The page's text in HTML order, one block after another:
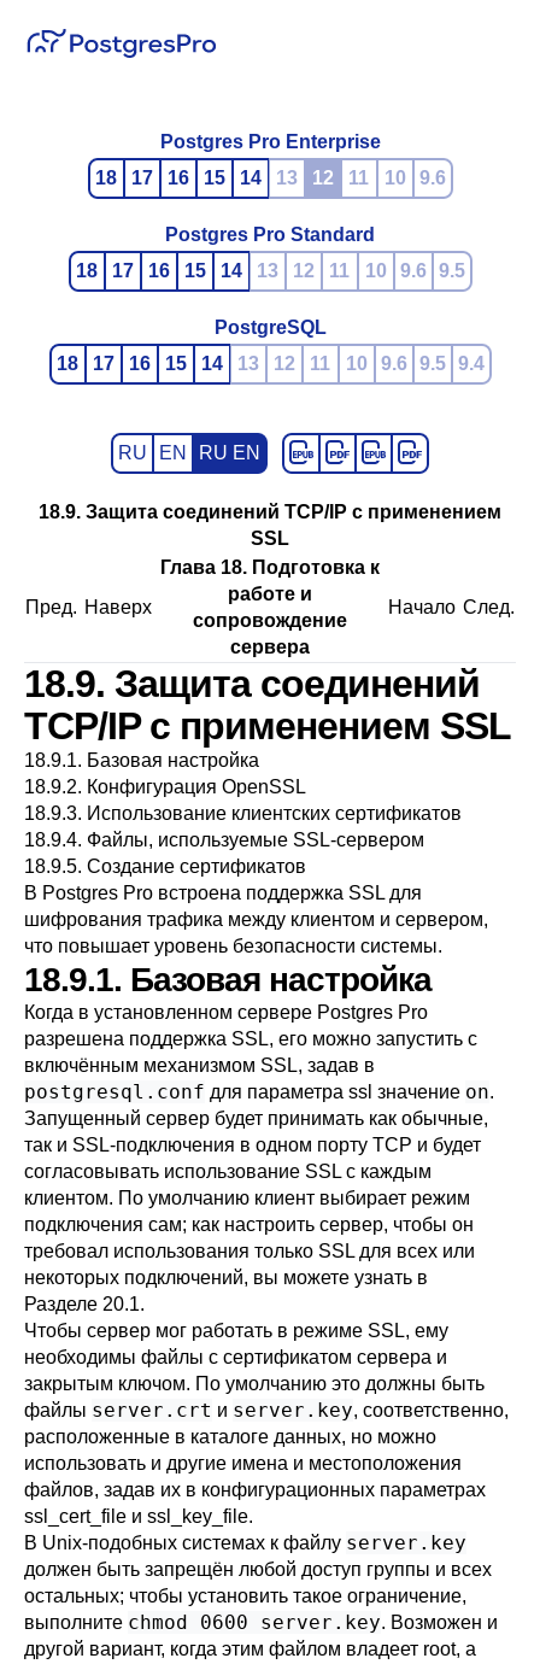
Postgres Pro Enterprise
18
17 16 15 14 13 12 11 10 9.6
Postgres Pro Standard
18
17 16 15 14 13 12 11 10 9.6 9.5
PostgreSQL
18
17 16 15 14 13 12 11 10 9.6 9.5 9.4
RU EN RU EN
18.9. Защита соединений TCP/IP с применением
SSL
Пред. Наверх
Глава 18. Подготовка к
работе и
сопровождение
сервера
Начало След.
18.9. Защита соединений
TCP/IP с применением SSL
18.9.1. Базовая настройка
18.9.2. Конфигурация OpenSSL
18.9.3. Использование клиентских сертификатов
18.9.4. Файлы, используемые SSL-сервером
18.9.5. Создание сертификатов
В Postgres Pro встроена поддержка SSL для
шифрования трафика между клиентом и сервером,
что повышает уровень безопасности системы.
18.9.1. Базовая настройка
Когда в установленном сервере Postgres Pro
разрешена поддержка SSL, его можно запустить с
включённым механизмом SSL, задав в
postgresql.conf для параметра ssl значение on.
Запущенный сервер будет принимать как обычные,
так и SSL-подключения в одном порту TCP и будет
согласовывать использование SSL с каждым
клиентом. По умолчанию клиент выбирает режим
подключения сам; как настроить сервер, чтобы он
требовал использования только SSL для всех или
некоторых подключений, вы можете узнать в
Разделе 20.1.
Чтобы сервер мог работать в режиме SSL, ему
необходимы файлы с сертификатом сервера и
закрытым ключом. По умолчанию это должны быть
файлы server.crt и server.key, соответственно,
расположенные в каталоге данных, но можно
использовать и другие имена и местоположения
файлов, задав их в конфигурационных параметрах
ssl_cert_file и ssl_key_file.
В Unix-подобных системах к файлу server.key
должен быть запрещён любой доступ группы и всех
остальных; чтобы установить такое ограничение,
выполните chmod 0600 server.key. Возможен и
другой вариант, когда этим файлом владеет root, а